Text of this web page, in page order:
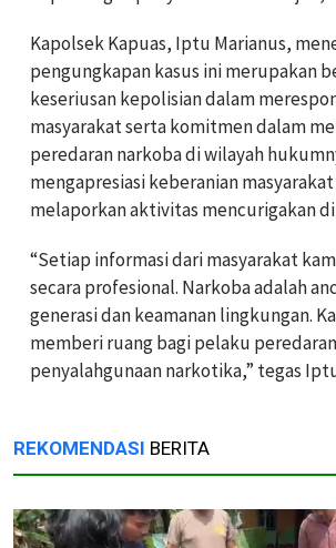
Kapolsek Kapuas, Iptu Marianus,
pengungkapan kasus ini merupakan
keseriusan kepolisian dalam
masyarakat serta komitmen dalam
peredaran narkoba di wilayah
mengapresiasi keberanian
melaporkan aktivitas mencurigakan
“Setiap informasi dari masyarakat
secara profesional. Narkoba adalah
generasi dan keamanan lingkungan.
memberi ruang bagi pelaku
penyalahgunaan narkotika,” tegas
REKOMENDASI BERITA